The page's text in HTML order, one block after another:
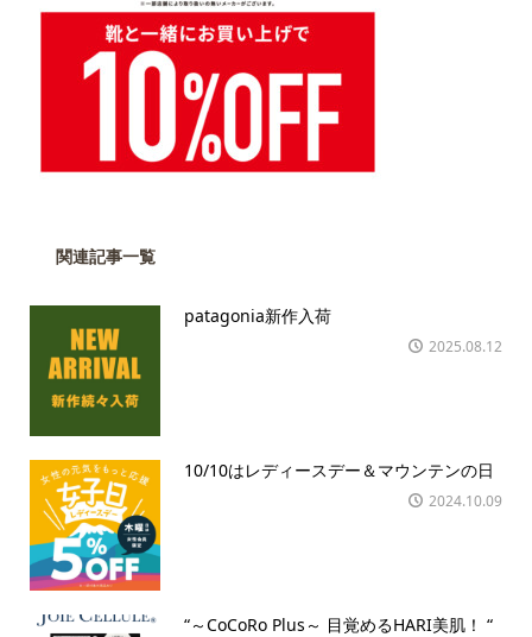
関連記事一覧
patagonia新作入荷
2025.08.12
10/10はレディースデー＆マウンテンの日
2024.10.09
“～CoCoRo Plus～ 目覚めるHARI美肌！ “